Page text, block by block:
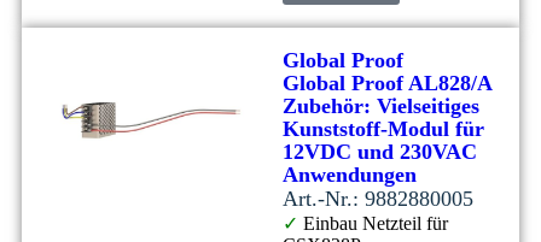
Global Proof
Global Proof AL828/A
Zubehör: Vielseitiges
Kunststoff-Modul für
12VDC und 230VAC
Anwendungen
Art.-Nr.: 9882880005
✓ Einbau Netzteil für